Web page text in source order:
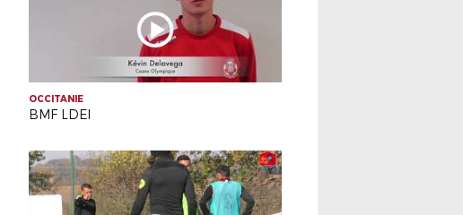
OCCITANIE
BMF LDEI